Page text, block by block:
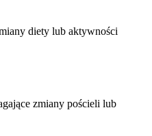
diety lub aktywności
zmiany pościeli lub